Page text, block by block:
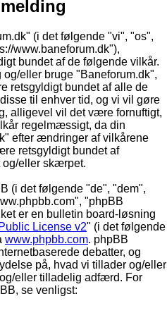
(i det følgende "vi", "os",
www.baneforum.dk"),
bundet af de følgende vilkår.
eller bruge "Baneforum.dk",
retsgyldigt bundet af alle de
til enhver tid, og vi vil gøre
alligevel vil det være fornuftigt,
regelmæssigt, da din
efter ændringer af vilkårene
retsgyldigt bundet af
og/eller skærpet.
(i det følgende "de", "dem",
"phpBB
er en bulletin board-løsning
License v2" (i det følgende
www.phpbb.com. phpBB
debatter, og
på, hvad vi tillader og/eller
eller tilladelig adfærd. For
se venligst: